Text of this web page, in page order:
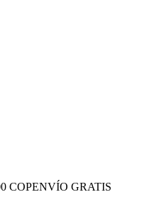
COPENVÍO GRATIS